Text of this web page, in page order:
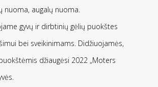
nuoma, augalų nuoma.
gyvų ir dirbtinių gėlių puokštes
bei sveikinimams. Didžiuojamės,
džiaugėsi 2022 „Moters